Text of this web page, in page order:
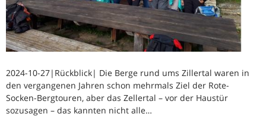
2024-10-27|Rückblick| Die Berge rund ums Zillertal waren in
den vergangenen Jahren schon mehrmals Ziel der Rote-
Socken-Bergtouren, aber das Zellertal – vor der Haustür
sozusagen – das kannten nicht alle…